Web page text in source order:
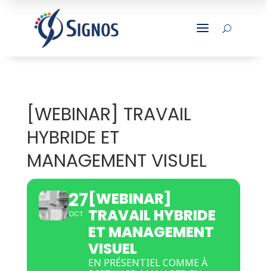
a U
[WEBINAR] TRAVAIL
HYBRIDE ET
MANAGEMENT VISUEL
27
OCT
[WEBINAR]
TRAVAIL HYBRIDE
ET MANAGEMENT
VISUEL
EN PRÉSENTIEL COMME À